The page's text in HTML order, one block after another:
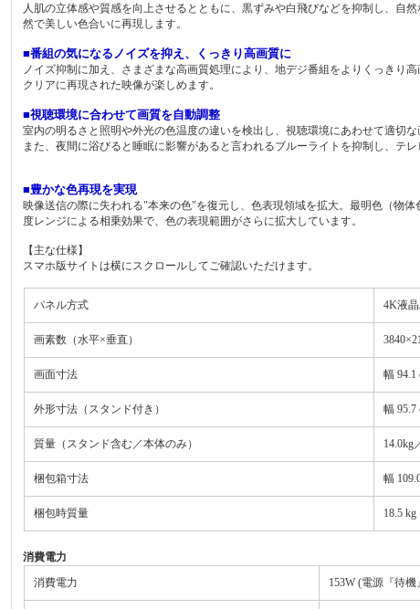
人肌の立体感や質感を向上させるとともに、黒ずみや白飛びなどを抑制し、自
然で美しい色合いに再現します。
■番組の気になるノイズを抑え、くっきり高画質に
ノイズ抑制に加え、さまざまな高画質処理により、地デジ番組をよりくっきり高
クリアに再現された映像が楽しめます。
■視聴環境に合わせて画質を自動調整
室内の明るさと照明や外光の色温度の違いを検出し、視聴環境にあわせて適切な
また、夜間に浴びると睡眠に影響があると言われるブルーライトを抑制し、テレ
■豊かな色再現を実現
映像送信の際に失われる"本来の色"を復元し、色表現領域を拡大。最明色（物
度レンジによる相乗効果で、色の表現範囲がさらに拡大しています。
【主な仕様】
スマホ版サイトは横にスクロールしてご確認いただけます。
パネル方式 4K液
画素数（水平×垂直）
画面寸法 幅 94.1
外形寸法（スタンド付き） 幅 95.7
質量（スタンド含む／本体のみ） 14.0kg
梱包箱寸法 幅
梱包時質量 18.5 kg
消費電力
消費電力
153W (電源『待機